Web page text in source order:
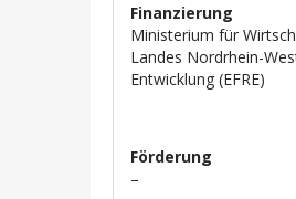
Finanzierung
Ministerium für
Landes Nordrhein-
Entwicklung (EFRE)
Förderung
–